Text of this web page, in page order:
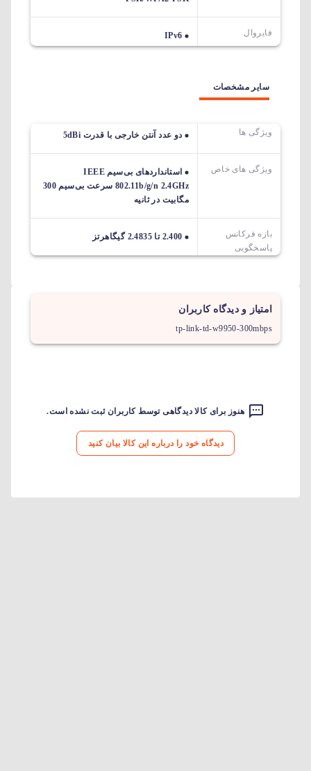
فایروال IPv6
سایر مشخصات
ویژگی ها دو عدد آنتن خارجی با قدرت 5dBi
ویژگی های خاص
استانداردهای بی‌سیم IEEE
802.11b/g/n 2.4GHz سرعت بی‌سیم 300
مگابیت در ثانیه
بازه فرکانس
پاسخگویی
2.400 تا 2.4835 گیگاهرتز
امتیاز و دیدگاه کاربران
tp-link-td-w9950-300mbps
هنوز برای کالا دیدگاهی توسط کاربران ثبت نشده است.
دیدگاه خود را درباره این کالا بیان کنید